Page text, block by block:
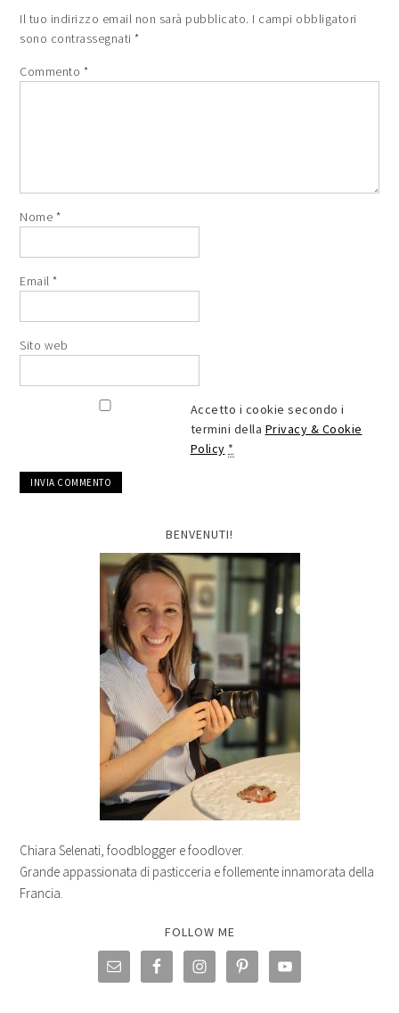
Il tuo indirizzo email non sarà pubblicato. I campi obbligatori
sono contrassegnati*
Commento *
Nome *
Email*
Sito web
Accetto i cookie secondo i
termini della Privacy & Cookie
Policy *
BENVENUTI!
Chiara Selenati, foodblogger e foodlover.
Grande appassionata di pasticceria e follemente innamorata della
Francia.
FOLLOW ME